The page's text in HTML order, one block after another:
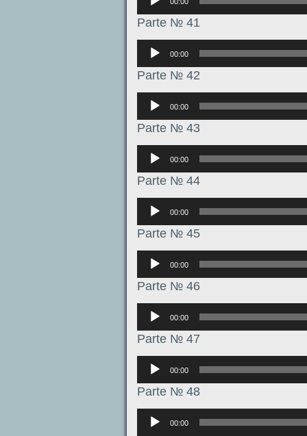
Parte № 41
Аудиоплеер
00:00
Parte № 42
Аудиоплеер
00:00
Parte № 43
Аудиоплеер
00:00
Parte № 44
Аудиоплеер
00:00
Parte № 45
Аудиоплеер
00:00
Parte № 46
Аудиоплеер
00:00
Parte № 47
Аудиоплеер
00:00
Parte № 48
Аудиоплеер
00:00